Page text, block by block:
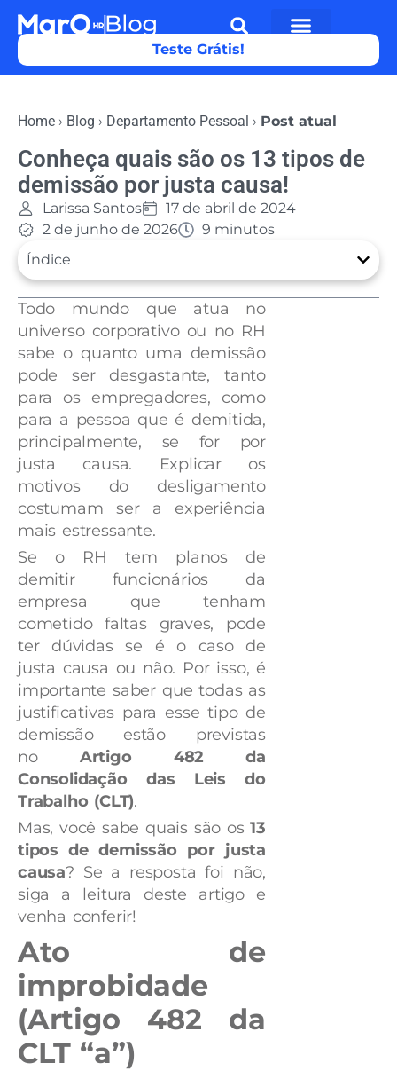
Teste Grátis!
Home › Blog › Departamento Pessoal › Post atual
Conheça quais são os 13 tipos de
demissão por justa causa!
Larissa Santos
17 de abril de 2024
2 de junho de 2026
9 minutos
Índice
Todo mundo que atua no
universo corporativo ou no RH
sabe o quanto uma demissão
pode ser desgastante, tanto
para os empregadores, como
para a pessoa que é demitida,
principalmente, se for por
justa causa. Explicar os
motivos do desligamento
costumam ser a experiência
mais estressante.
Se o RH tem planos de
demitir funcionários da
empresa que tenham
cometido faltas graves, pode
ter dúvidas se é o caso de
justa causa ou não. Por isso, é
importante saber que todas as
justificativas para esse tipo de
demissão estão previstas
no Artigo 482 da
Consolidação das Leis do
Trabalho (CLT).
Mas, você sabe quais são os13
tipos de demissão por justa
causa? Se a resposta foi não,
siga a leitura deste artigo e
venha conferir!
Ato de
improbidade
(Artigo 482 da
CLT “a”)